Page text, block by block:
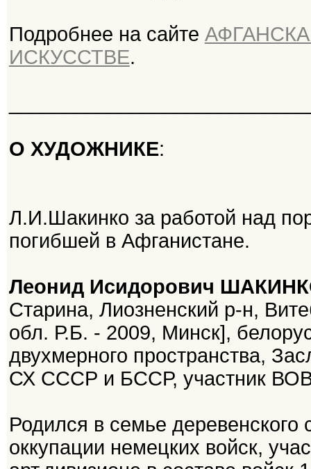
Подробнее на сайте
ИСКУССТВЕ.
О ХУДОЖНИКЕ:
Л.И.Шакинко за работой над
погибшей в Афганистане.
Леонид Исидорович
Старина, Лиозненский р-н,
обл. Р.Б. - 2009, Минск],
двухмерного пространства,
СХ СССР и БССР, участник
Родился в семье деревенского
оккупации немецких войск,